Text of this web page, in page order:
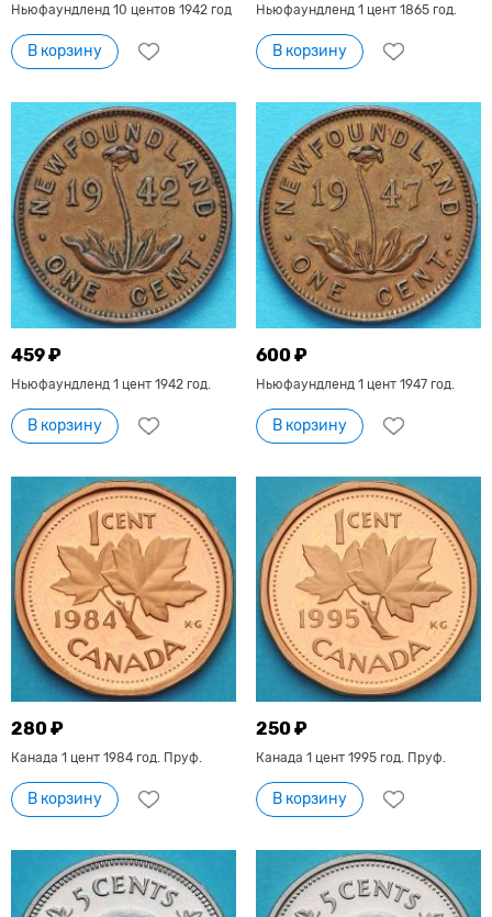
Ньюфаундленд 10 центов 1942 год
В корзину
Ньюфаундленд 1 цент 1865 год.
В корзину
459 ₽
Ньюфаундленд 1 цент 1942 год.
В корзину
600 ₽
Ньюфаундленд 1 цент 1947 год.
В корзину
280 ₽
Канада 1 цент 1984 год. Пруф.
В корзину
250 ₽
Канада 1 цент 1995 год. Пруф.
В корзину